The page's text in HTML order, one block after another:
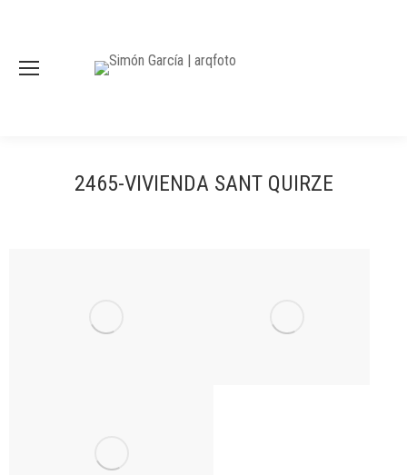
2465-VIVIENDA SANT QUIRZE